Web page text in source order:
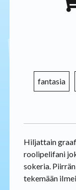
fantasia
Hiljattain
roolipelifani
sokeria.
tekemään